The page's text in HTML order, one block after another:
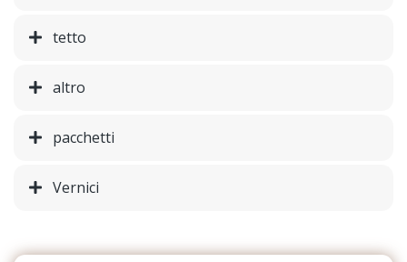
tetto
altro
pacchetti
Vernici